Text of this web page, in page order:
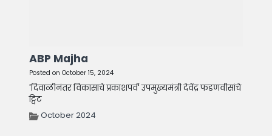
ABP Majha
Posted on October 15, 2024
'दिवाळीनंतर विकासाचे प्रकाशपर्व' उपमुख्यमंत्री देवेंद्र फडणवीसांचे
ट्विट
October 2024